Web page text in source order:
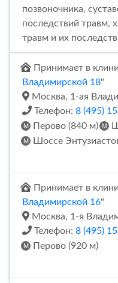
позвоночника,
последствий травм,
травм и их
Принимает в
Владимирской 18"
Москва, 1-ая
Телефон: 8 (495)
Перово (840 м)
Шоссе
Принимает в
Владимирской 16"
Москва, 1-я
Телефон: 8 (495)
Перово (920 м)